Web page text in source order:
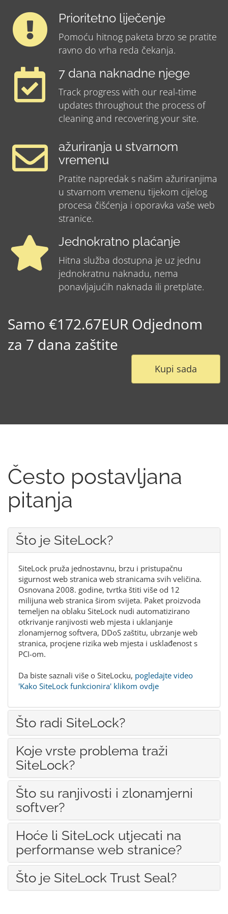
Prioritetno liječenje
Pomoću hitnog paketa brzo se pratite
ravno do vrha reda čekanja.
7 dana naknadne njege
Track progress with our real-time
updates throughout the process of
cleaning and recovering your site.
ažuriranja u stvarnom
vremenu
Pratite napredak s našim ažuriranjima
u stvarnom vremenu tijekom cijelog
procesa čišćenja i oporavka vaše web
stranice.
Jednokratno plaćanje
Hitna služba dostupna je uz jednu
jednokratnu naknadu, nema
ponavljajućih naknada ili pretplate.
Samo €172.67EUR Odjednom
za 7 dana zaštite
Kupi sada
Često postavljana
pitanja
Što je SiteLock?
SiteLock pruža jednostavnu, brzu i pristupačnu
sigurnost web stranica web stranicama svih veličina.
Osnovana 2008. godine, tvrtka štiti više od 12
milijuna web stranica širom svijeta. Paket proizvoda
temeljen na oblaku SiteLock nudi automatizirano
otkrivanje ranjivosti web mjesta i uklanjanje
zlonamjernog softvera, DDoS zaštitu, ubrzanje web
stranica, procjene rizika web mjesta i usklađenost s
PCI-om.
Da biste saznali više o SiteLocku, pogledajte video
'Kako SiteLock funkcionira' klikom ovdje
Što radi SiteLock?
Koje vrste problema traži
SiteLock?
Što su ranjivosti i zlonamjerni
softver?
Hoće li SiteLock utjecati na
performanse web stranice?
Što je SiteLock Trust Seal?